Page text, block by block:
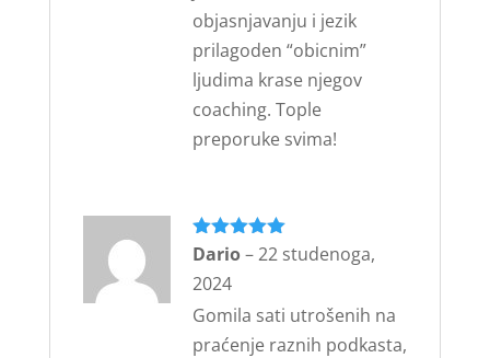
objasnjavanju i jezik
prilagoden “obicnim”
ljudima krase njegov
coaching. Tople
preporuke svima!
Ocijenjeno5
Dario–22 studenoga,
2024
Gomila sati utrošenih na
praćenje raznih podkasta,